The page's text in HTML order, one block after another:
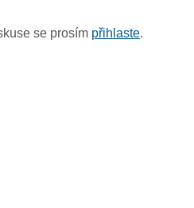
se prosím přihlaste.